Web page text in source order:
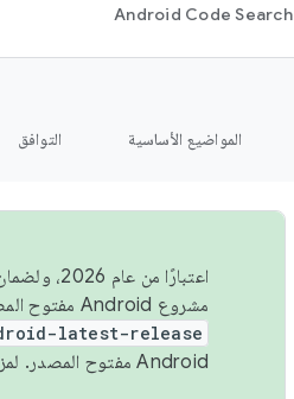
Android Code Search
المواضيع الأساسية التوافق
اعتبارًا
مشروع Android مفتوح المصدر (AOSP) في الربعَين الثاني والرابع. لبناء مشروع Android مفتوح المصدر والمساهمة فيه، استخدِم
latest-release
Android مفتوح المصدر. لمزيد من المعلومات، يُرجى الاطّلاع على